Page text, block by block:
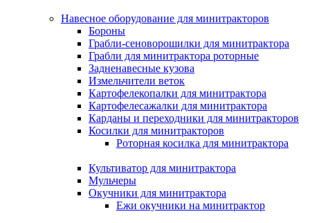
Навесное оборудование для минитракторов
Бороны
Грабли-сеноворошилки для минитрактора
Грабли для минитрактора роторные
Задненавесные кузова
Измельчители веток
Картофелекопалки для минитрактора
Картофелесажалки для минитрактора
Карданы и переходники для минитракторов
Косилки для минитракторов
Роторная косилка для минитрактора
Культиватор для минитрактора
Мульчеры
Окучники для минитрактора
Ежи окучники на минитрактор